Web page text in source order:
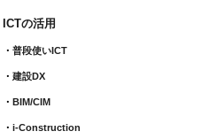
ICTの活用
普段使いICT
建設DX
BIM/CIM
i-Construction